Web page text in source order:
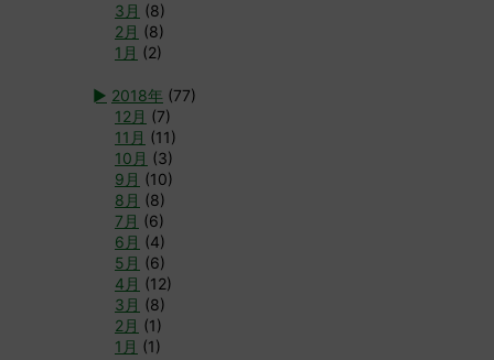
3月 (8)
2月 (8)
1月 (2)
► 2018年 (77)
12月 (7)
11月 (11)
10月 (3)
9月 (10)
8月 (8)
7月 (6)
6月 (4)
5月 (6)
4月 (12)
3月 (8)
2月 (1)
1月 (1)